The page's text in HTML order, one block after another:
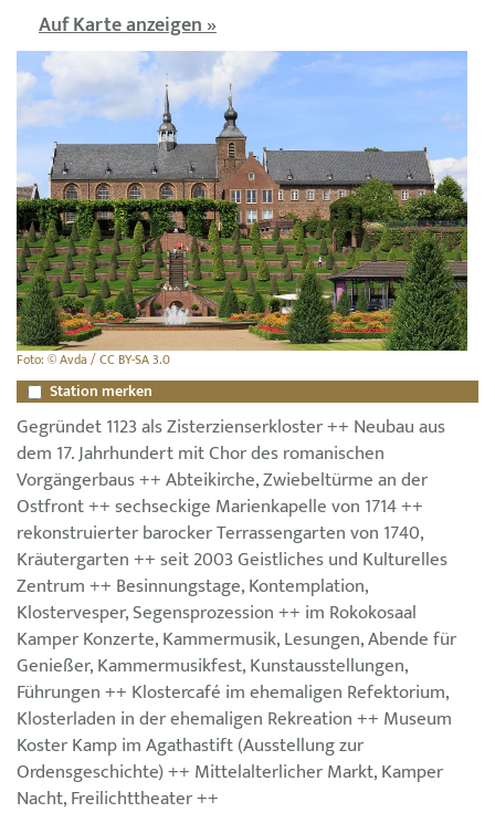
Auf Karte anzeigen »
Foto: © Avda / CC BY-SA 3.0
Station merken
Gegründet 1123 als Zisterzienserkloster ++ Neubau aus
dem 17. Jahrhundert mit Chor des romanischen
Vorgängerbaus ++ Abteikirche, Zwiebeltürme an der
Ostfront ++ sechseckige Marienkapelle von 1714 ++
rekonstruierter barocker Terrassengarten von 1740,
Kräutergarten ++ seit 2003 Geistliches und Kulturelles
Zentrum ++ Besinnungstage, Kontemplation,
Klostervesper, Segensprozession ++ im Rokokosaal
Kamper Konzerte, Kammermusik, Lesungen, Abende für
Genießer, Kammermusikfest, Kunstausstellungen,
Führungen ++ Klostercafé im ehemaligen Refektorium,
Klosterladen in der ehemaligen Rekreation ++ Museum
Koster Kamp im Agathastift (Ausstellung zur
Ordensgeschichte) ++ Mittelalterlicher Markt, Kamper
Nacht, Freilichttheater ++